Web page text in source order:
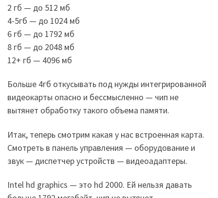
2 гб — до 512 мб
4-5гб — до 1024 мб
6 гб — до 1792 мб
8 гб — до 2048 мб
12+ гб — 4096 мб
Больше 4гб откусывать под нужды интегрированной
видеокарты опасно и бессмысленно — чип не
вытянет обработку такого объема памяти.
Итак, теперь смотрим какая у нас встроенная карта.
Смотреть в панель управления — оборудование и
звук — диспетчер устройств — видеоадаптеры.
Intel hd graphics — это hd 2000. Ей нельзя давать